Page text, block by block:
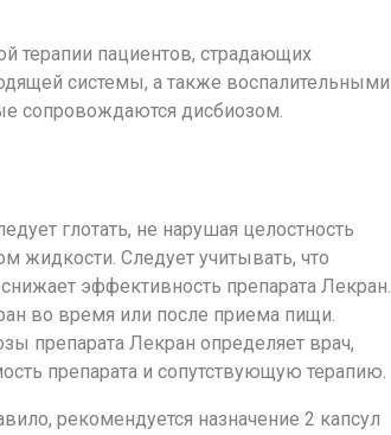
терапии пациентов, страдающих
системы, а также воспалительными
сопровождаются дисбиозом.
глотать, не нарушая целостность
жидкости. Следует учитывать, что
эффективность препарата Лекран.
во время или после приема пищи.
препарата Лекран определяет врач,
препарата и сопутствующую терапию.
рекомендуется назначение 2 капсул